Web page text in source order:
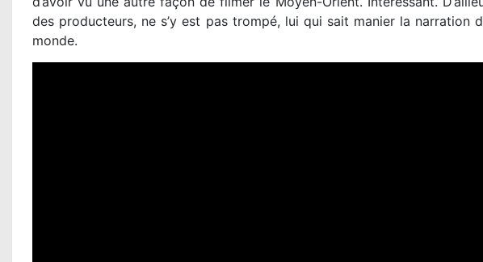
des producteurs, ne s’y est pas trompé, lui qui sait manier la narration
monde.